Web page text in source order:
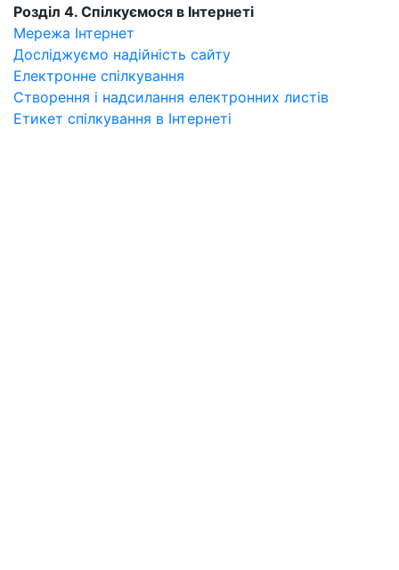
Розділ 4. Спілкуємося в Інтернеті
Мережа Інтернет
Досліджуємо надійність сайту
Електронне спілкування
Створення і надсилання електронних листів
Етикет спілкування в Інтернеті